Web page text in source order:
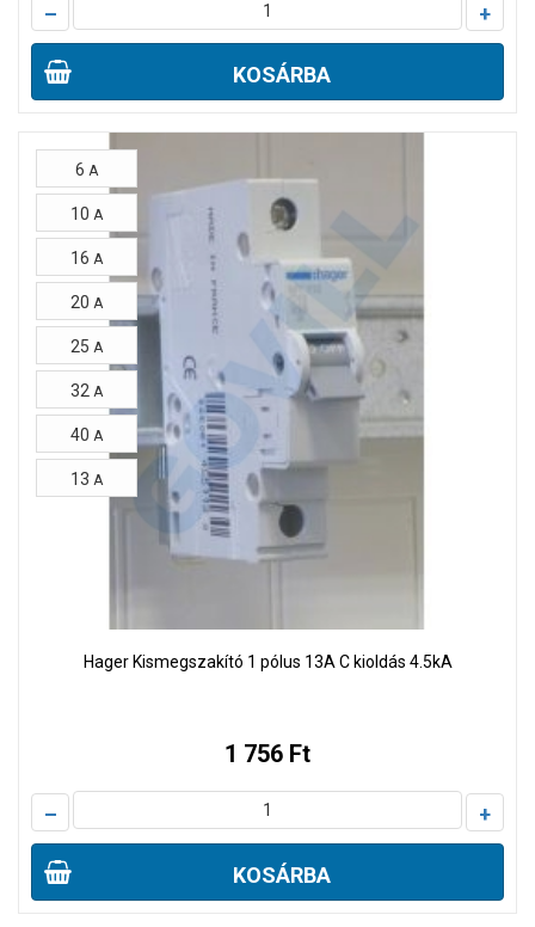
– +
KOSÁRBA
Hager Kismegszakító 1 pólus 13A C kioldás 4.5kA
1 756 Ft
6 A
10 A
16 A
20 A
25 A
32 A
40 A
13 A
– +
KOSÁRBA